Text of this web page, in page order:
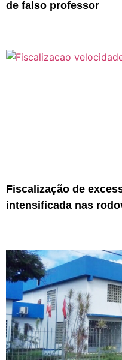
de falso professor
Fiscalização de
intensificada nas